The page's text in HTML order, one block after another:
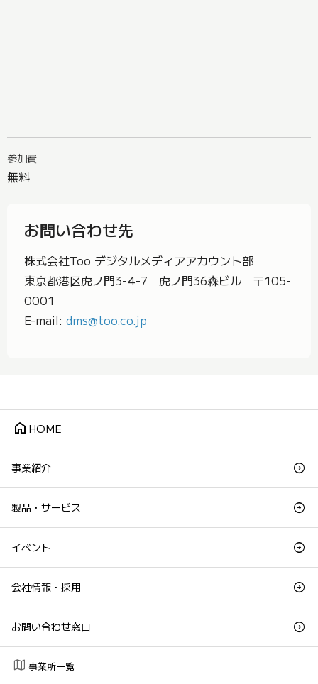
参加費
無料
お問い合わせ先
株式会社Too デジタルメディアアカウント部
東京都港区虎ノ門3-4-7 虎ノ門36森ビル 〒105-
0001
E-mail: dms@too.co.jp
home HOME
事業紹介
製品・サービス
イベント
会社情報・採用
お問い合わせ窓口
map 事業所一覧